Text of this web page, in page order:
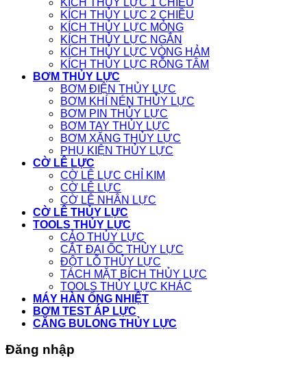
KÍCH THỦY LỰC 2 CHIỀU
KÍCH THỦY LỰC MỎNG
KÍCH THỦY LỰC NGẮN
KÍCH THỦY LỰC VÒNG HẢM
KÍCH THỦY LỰC RỖNG TÂM
BƠM THỦY LỰC
BƠM ĐIỆN THỦY LỰC
BƠM KHÍ NÉN THỦY LỰC
BƠM PIN THỦY LỰC
BƠM TAY THỦY LỰC
BƠM XĂNG THỦY LỰC
PHỤ KIỆN THỦY LỰC
CỜ LÊ LỰC
CỜ LÊ LỰC CHỈ KIM
CỜ LÊ LỰC
CỜ LÊ NHÂN LỰC
CỜ LÊ THỦY LỰC
TOOLS THỦY LỰC
CẢO THỦY LỰC
CẮT ĐAI ỐC THỦY LỰC
ĐỘT LỖ THỦY LỰC
TÁCH MẶT BÍCH THỦY LỰC
TOOLS THỦY LỰC KHÁC
MÁY HÀN ỐNG NHIỆT
BƠM TEST ÁP LỰC
CĂNG BULONG THỦY LỰC
Đăng nhập